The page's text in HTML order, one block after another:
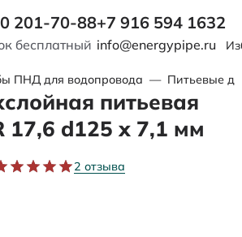
201-70-88
бесплатный
+7 916 594 1632
info@energypipe.ru
ПНД для водопровода — Питьевые
питьевая
17,6 d125 х 7,1 мм
2 отзыва